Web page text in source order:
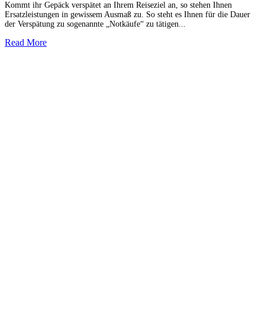
Kommt ihr Gepäck verspätet an Ihrem Reiseziel an, so stehen Ihnen
Ersatzleistungen in gewissem Ausmaß zu. So steht es Ihnen für die Dauer
der Verspätung zu sogenannte „Notkäufe“ zu tätigen...
Read More